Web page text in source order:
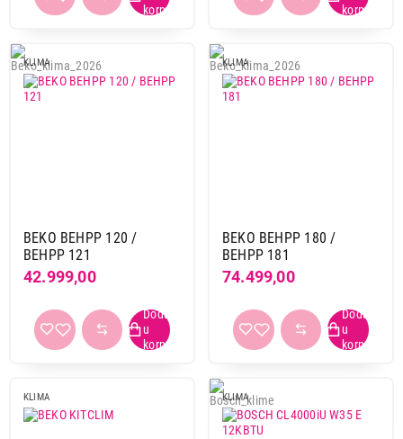
KLIMA
BEKO BEHPP 120 /
BEHPP 121
42.999,00
KLIMA
BEKO BEHPP 180 /
BEHPP 181
74.499,00
KLIMA KLIMA